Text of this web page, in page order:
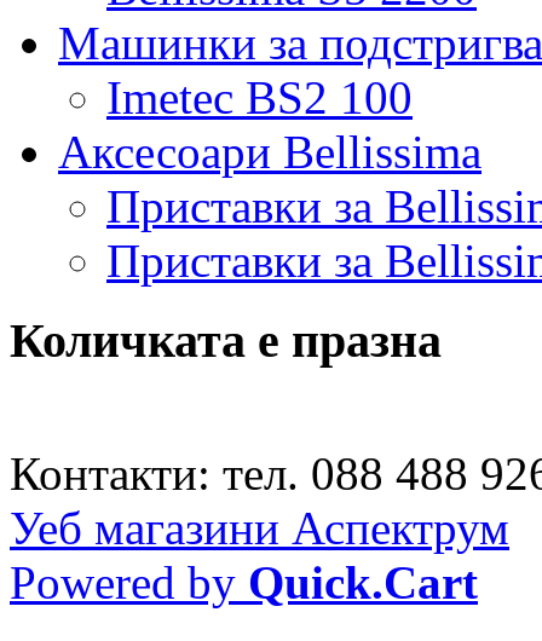
Машинки за
Imetec BS2 100
Аксесоари Bellissima
Приставки за
Приставки за
Количката е празна
Контакти: тел. 088 488
Уеб магазини Аспектрум
Powered by Quick.Cart